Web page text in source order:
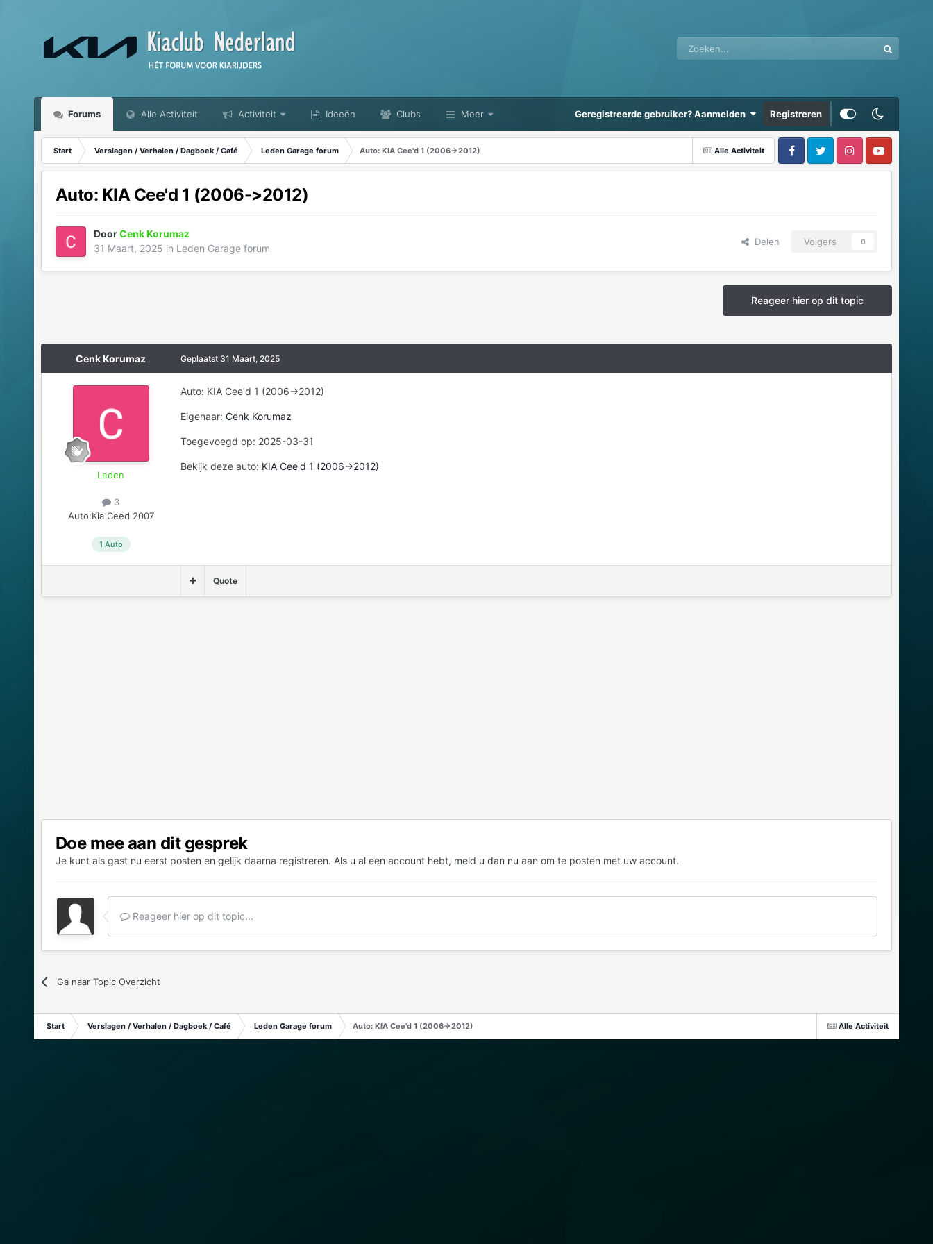
Forums Alle Activiteit Activiteit Ideeën Clubs Meer Geregistreerde gebruiker? Aanmelden Registreren
Alle Activiteit
Start Verslagen / Verhalen / Dagboek / Café Leden Garage forum Auto: KIA Cee'd 1 (2006->2012)
Auto: KIA Cee'd 1 (2006->2012)
DoorCenk Korumaz
31 Maart, 2025 in Leden Garage forum
Delen Volgers 0
Reageer hier op dit topic
Cenk Korumaz
Leden
3
Auto:Kia Ceed 2007
1 Auto
Geplaatst 31 Maart, 2025
Auto: KIA Cee'd 1 (2006->2012)
Eigenaar: Cenk Korumaz
Toegevoegd op: 2025-03-31
Bekijk deze auto: KIA Cee'd 1 (2006->2012)
Quote
Doe mee aan dit gesprek
Je kunt als gast nu eerst posten en gelijk daarna registreren. Als u al een account hebt, meld u dan nu aan om te posten met uw account.
Reageer hier op dit topic...
Ga naar Topic Overzicht
Alle Activiteit
Start Verslagen / Verhalen / Dagboek / Café Leden Garage forum Auto: KIA Cee'd 1 (2006->2012)